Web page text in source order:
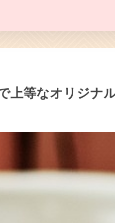
上等なオリジナ